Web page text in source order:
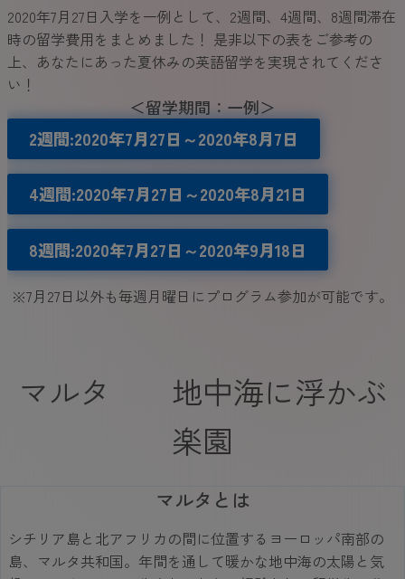
2020年7月27日入学を一例として、2週間、4週間、8週間滞在
時の留学費用をまとめました！ 是非以下の表をご参考の
上、あなたにあった夏休みの英語留学を実現されてくださ
い！
＜留学期間：一例＞
2週間:2020年7月27日～2020年8月7日
4週間:2020年7月27日～2020年8月21日
8週間:2020年7月27日～2020年9月18日
※7月27日以外も毎週月曜日にプログラム参加が可能です。
マルタ 地中海に浮かぶ
楽園
マルタとは
シチリア島と北アフリカの間に位置するヨーロッパ南部の
島、マルタ共和国。年間を通して暖かな地中海の太陽と気